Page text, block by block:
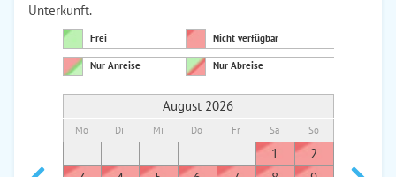
Unterkunft.
Frei Nicht verfügbar
Nur Anreise Nur Abreise
August 2026
Mo Di Mi Do Fr Sa So
1
2